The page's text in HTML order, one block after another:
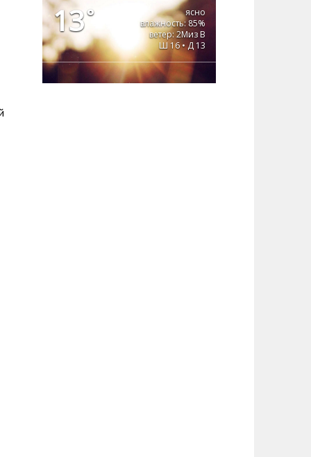
13°
ясно
влажность: 85%
ветер: 2Миз В
Ш 16 • Д 13